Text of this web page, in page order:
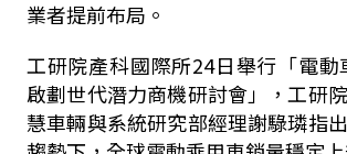
業者提前布局。
工研院產科國際所24日舉行「電動
啟劃世代潛力商機研討會」，工研
慧車輛與系統研究部經理謝騄璘指